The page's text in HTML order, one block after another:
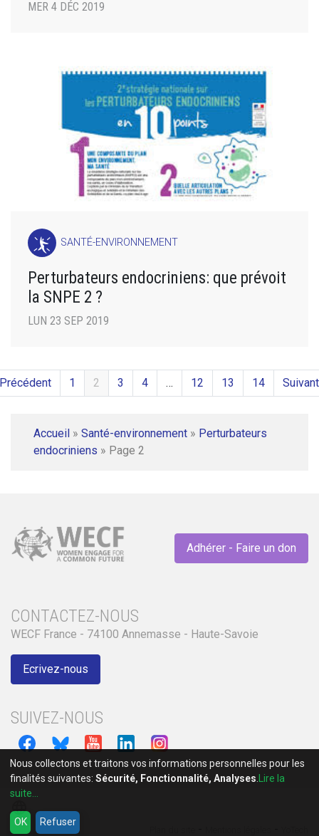
MER 4 DÉC 2019
SANTÉ-ENVIRONNEMENT
Perturbateurs endocriniens: que prévoit
la SNPE 2 ?
LUN 23 SEP 2019
1 2 3 4 … 12 13 14
Accueil » Santé-environnement » Perturbateurs
endocriniens » Page 2
Adhérer - Faire un don
CONTACTEZ-NOUS
WECF France - 74100 Annemasse - Haute-Savoie
Ecrivez-nous
SUIVEZ-NOUS
language
Nous collectons et traitons vos informations personnelles pour les
finalités suivantes: Sécurité, Fonctionnalité, Analyses
Lire la
suite...
OK Refuser